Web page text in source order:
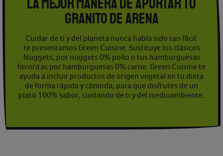
GRANITO DE ARENA
Cuidar de ti y del planeta nunca había sido tan fácil:
te presentamos Green Cuisine. Sustituye los clásicos
Nuggets, por nuggets 0% pollo o tus hamburguesas
favoritas por hamburguesas 0% carne. Green Cuisine te
ayuda a incluir productos de origen vegetal en tu dieta
de forma rápida y cómoda, para que disfrutes de un
plato 100% sabor, cuidando de ti y del medioambiente.